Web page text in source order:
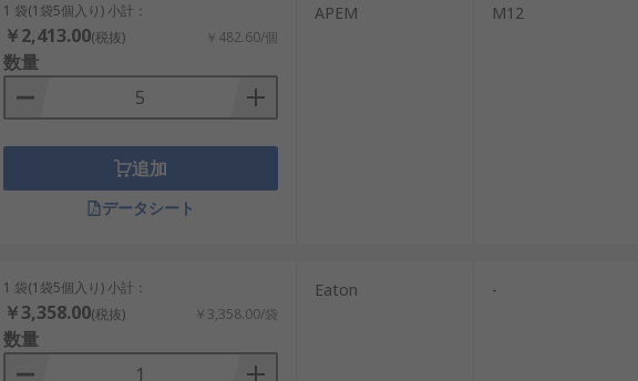
1 袋(1袋5個入り) 小計：
￥2,413.00(税抜) ￥482.60/個
数量
追加
データシート
APEM M12
1 袋(1袋5個入り) 小計：
￥3,358.00(税抜) ￥3,358.00/袋
数量
Eaton -